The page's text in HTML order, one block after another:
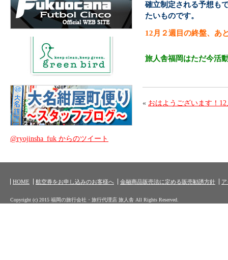
確立制定される予想も
たいものです。
12月２週目の終盤、あ
旅人舎福岡はただ今活
« おはようございます！
@ryojinsha_fuk からのツイート
HOME 航空券をお申し込みのお客様へ 金融商品販売法に定める販売勧誘方針
Copyright (c) 2015 福岡の旅行会社・旅行代理店 旅人舎 All Rights Reserved.